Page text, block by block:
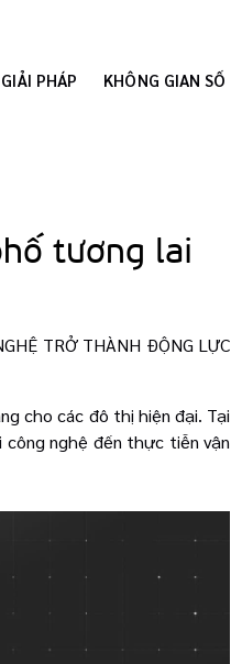
GIẢI PHÁP KHÔNG GIAN SỐ
tương lai
TRỞ THÀNH ĐỘNG LỰC
cho các đô thị hiện đại. Tại
nghệ đến thực tiễn vận